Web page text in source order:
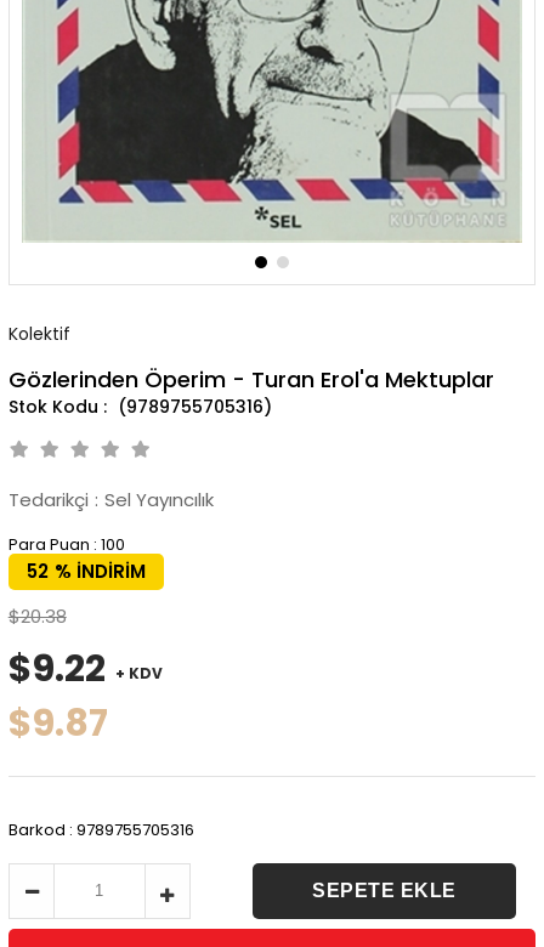
Kolektif
Gözlerinden Öperim - Turan Erol'a Mektuplar
(9789755705316)
Tedarikçi : Sel Yayıncılık
Para Puan : 100
%
52
İNDIRIM
$20.38
$9.22 + KDV
$9.87
Barkod : 9789755705316